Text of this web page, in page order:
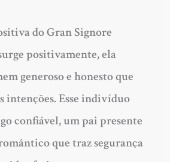
do Gran Signore
positivamente, ela
generoso e honesto que
intenções. Esse indivíduo
confiável, um pai presente
que traz segurança